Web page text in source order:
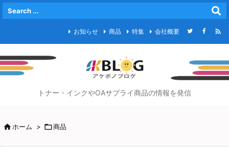
お知らせ 商品 特集 会社概要 
トナー・インクやOAサプライ商品の情報を発信
ホーム > 商品